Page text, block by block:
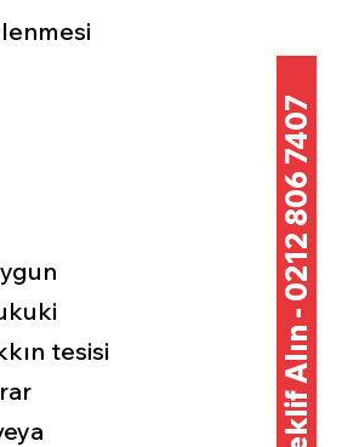
Teklif Alın - 0212 806 7407
tesisi